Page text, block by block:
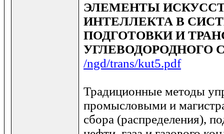
ЭЛЕМЕНТЫ
ИНТЕЛЛЕКТА В
ПОДГОТОВКИ И
УГЛЕВОДОРОДНОГО
/ngd/trans/kut5.pdf
Традиционные методы
промысловыми и
сбора (распределения),